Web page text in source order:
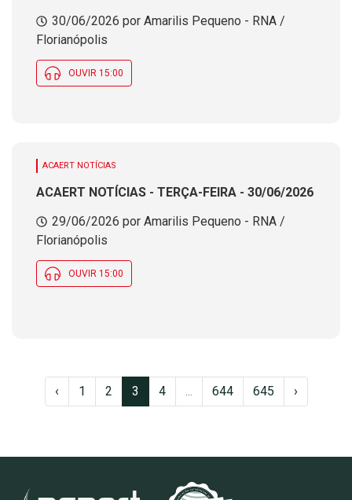
30/06/2026 por Amarilis Pequeno - RNA /
Florianópolis
OUVIR 15:00
ACAERT NOTÍCIAS
ACAERT NOTÍCIAS - TERÇA-FEIRA - 30/06/2026
29/06/2026 por Amarilis Pequeno - RNA /
Florianópolis
OUVIR 15:00
‹ 1 2 3 4 ... 644 645 ›